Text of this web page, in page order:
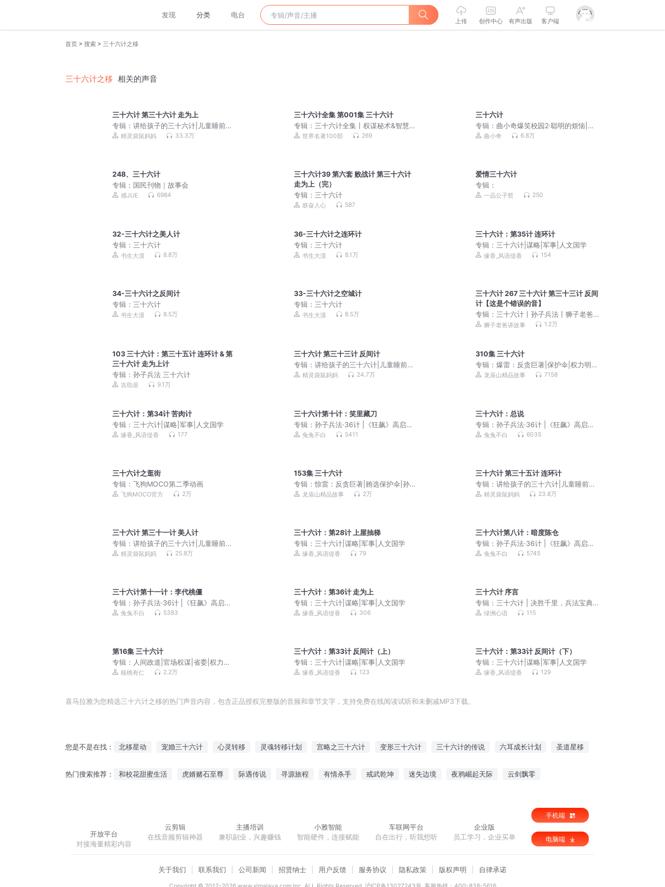
发现 分类 电台
上传 创作中心 有声出版 客户端
首页 > 搜索 > 三十六计之移
三十六计之移 相关的声音
三十六计 第三十六计 走为上
专辑： 讲给孩子的三十六计|儿童睡前故
事 精灵袋鼠妈妈 33.3万
三十六计全集 第001集 三十六计
专辑： 三十六计全集丨权谋秘术&智慧谋
略丨狂飙高启强
世界名著100部 269
三十六计
专辑： 曲小奇爆笑校园2·聪明的烦恼|小
学生笑话|上学记
曲小奇 6.8万
248、三十六计
专辑： 国民刊物｜故事会
感JUE 6984
三十六计39 第六套 败战计 第三十六计
走为上（完）
专辑： 三十六计
朕奋人心 587
爱情三十六计
专辑：
一品公子哲 250
32-三十六计之美人计
专辑： 三十六计
书生大漠 8.8万
36-三十六计之连环计
专辑： 三十六计
书生大漠 8.1万
三十六计：第35计 连环计
专辑： 三十六计|谋略|军事|人文国学
缘香_风语缇香 154
34-三十六计之反间计
专辑： 三十六计
书生大漠 8.5万
33-三十六计之空城计
专辑： 三十六计
书生大漠 8.5万
三十六计 267 三十六计 第三十三计 反间
计【这是个错误的音】
专辑： 三十六计丨孙子兵法丨狮子老爸
给孩子讲名著丨亲子共听
狮子老爸讲故事 1.2万
103 三十六计：第三十五计 连环计 & 第
三十六计 走为上计
专辑： 孙子兵法 三十六计
吉劭居 9.1万
三十六计 第三十三计 反间计
专辑：讲给孩子的三十六计|儿童睡前故
事 精灵袋鼠妈妈 24.7万
310集 三十六计
专辑：爆雷：反贪巨著|保护伞|权力明暗
较量|狂飙翻版
龙庙山精品故事 7158
三十六计：第34计 苦肉计
专辑： 三十六计|谋略|军事|人文国学
缘香_风语缇香 177
三十六计第十计：笑里藏刀
专辑：孙子兵法·36计 |《狂飙》高启强
同版（永久免费）
兔兔不白 5411
三十六计：总说
专辑：孙子兵法·36计 |《狂飙》高启强
同版（永久免费）
兔兔不白 6035
三十六计之逛街
专辑： 飞狗MOCO第二季动画
飞狗MOCO官方 2万
153集 三十六计
专辑：惊雷：反贪巨著|贿选保护伞|孙浩
经典官场文学
龙庙山精品故事 2万
三十六计 第三十五计 连环计
专辑：讲给孩子的三十六计|儿童睡前故
事 精灵袋鼠妈妈 23.8万
三十六计 第三十一计 美人计
专辑： 讲给孩子的三十六计|儿童睡前故
事 精灵袋鼠妈妈 25.8万
三十六计：第28计 上屋抽梯
专辑： 三十六计|谋略|军事|人文国学
缘香_风语缇香 79
三十六计第八计：暗度陈仓
专辑：孙子兵法·36计 |《狂飙》高启强
同版（永久免费）
兔兔不白 5745
三十六计第十一计：李代桃僵
专辑： 孙子兵法·36计 |《狂飙》高启强
同版（永久免费）
兔兔不白 5383
三十六计：第36计 走为上
专辑： 三十六计|谋略|军事|人文国学
缘香_风语缇香 306
三十六计 序言
专辑： 三十六计 | 决胜千里，兵法宝典 |
智谋、兵法、历史、生活、职场、商战
绿洲心语 115
第16集 三十六计
专辑： 人间政道|官场权谋|省委|权力巅
峰|权色|多女主|扫黑反腐|精品多播
核桃有仁 2.2万
三十六计：第33计 反间计（上）
专辑： 三十六计|谋略|军事|人文国学
缘香_风语缇香 123
三十六计：第33计 反间计（下）
专辑： 三十六计|谋略|军事|人文国学
缘香_风语缇香 129
喜马拉雅为您精选三十六计之移的热门声音内容，包含正品授权完整版的音频和章节文字，支持免费在线阅读试听和未删减MP3下载。
您是不是在找： 北移星动 宠婚三十六计 心灵转移 灵魂转移计划 宫略之三十六计 变形三十六计 三十六计的传说 六耳成长计划 圣道星移
热门搜索推荐： 和校花甜蜜生活 虎婿赌石至尊 际遇传说 寻源旅程 有情杀手 戒武乾坤 迷失边境 夜鸦崛起天际 云剑飘零
开放平台
对接海量精彩内容
云剪辑
在线音频剪辑神器
主播培训
兼职副业，兴趣赚钱
小雅智能
智能硬件，连接赋能
车联网平台
自在出行，听我想听
企业版
员工学习，企业买单
手机端
电脑端
关于我们 联系我们 公司新闻 招贤纳士 用户反馈 服务协议 隐私政策 版权声明 自律承诺